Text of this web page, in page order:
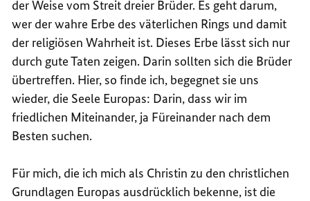
der Weise vom Streit dreier Brüder. Es geht darum,
wer der wahre Erbe des väterlichen Rings und damit
der religiösen Wahrheit ist. Dieses Erbe lässt sich nur
durch gute Taten zeigen. Darin sollten sich die Brüder
übertreffen. Hier, so finde ich, begegnet sie uns
wieder, die Seele Europas: Darin, dass wir im
friedlichen Miteinander, ja Füreinander nach dem
Besten suchen.
Für mich, die ich mich als Christin zu den christlichen
Grundlagen Europas ausdrücklich bekenne, ist die